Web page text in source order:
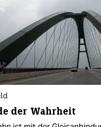
der Wahrheit